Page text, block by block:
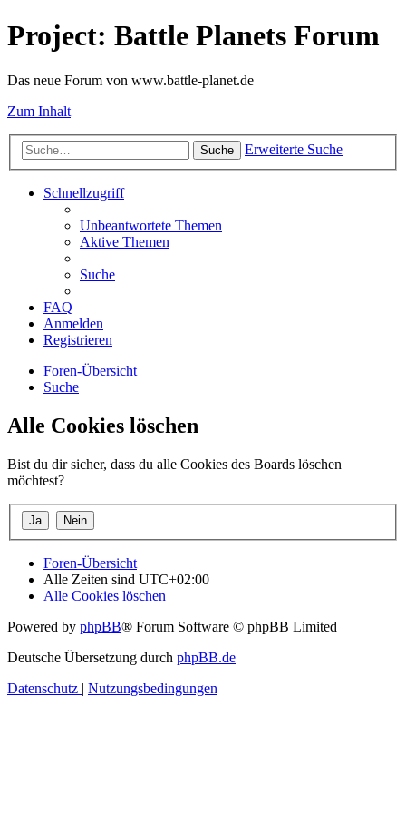
Project: Battle Planets Forum
Das neue Forum von www.battle-planet.de
Zum Inhalt
Suche Erweiterte Suche
Schnellzugriff
Unbeantwortete Themen
Aktive Themen
Suche
FAQ
Anmelden
Registrieren
Foren-Übersicht
Suche
Alle Cookies löschen
Bist du dir sicher, dass du alle Cookies des Boards löschen
möchtest?
Foren-Übersicht
Alle Zeiten sind UTC+02:00
Alle Cookies löschen
Powered by phpBB® Forum Software © phpBB Limited
Deutsche Übersetzung durch phpBB.de
Datenschutz | Nutzungsbedingungen